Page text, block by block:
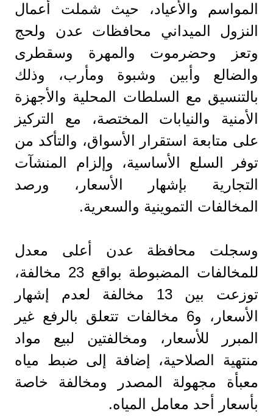
المواسم والأعياد، حيث شملت أعمال
النزول الميداني محافظات عدن ولحج
وتعز وحضرموت والمهرة وسقطرى
والضالع وأبين وشبوة ومأرب، وذلك
بالتنسيق مع السلطات المحلية والأجهزة
الأمنية والنيابات المختصة، مع التركيز
على متابعة استقرار الأسواق، والتأكد من
توفر السلع الأساسية، وإلزام المنشآت
التجارية بإشهار الأسعار، ورصد
المخالفات التموينية والسعرية.
وسجلت محافظة عدن أعلى معدل
للمخالفات المضبوطة بواقع 23 مخالفة،
توزعت بين 13 مخالفة لعدم إشهار
الأسعار، و6 مخالفات تتعلق بالرفع غير
المبرر للأسعار، ومخالفتين لبيع مواد
منتهية الصلاحية، إضافة إلى ضبط مياه
معبأة مجهولة المصدر ومخالفة خاصة
بأسعار أحد معامل المياه.